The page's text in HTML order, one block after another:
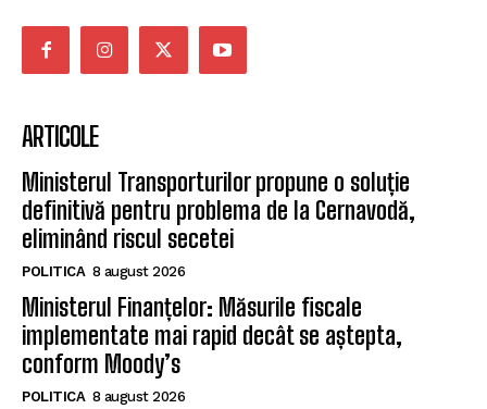
ARTICOLE
Ministerul Transporturilor propune o soluție
definitivă pentru problema de la Cernavodă,
eliminând riscul secetei
POLITICA 8 august 2026
Ministerul Finanțelor: Măsurile fiscale
implementate mai rapid decât se aștepta,
conform Moody’s
POLITICA 8 august 2026